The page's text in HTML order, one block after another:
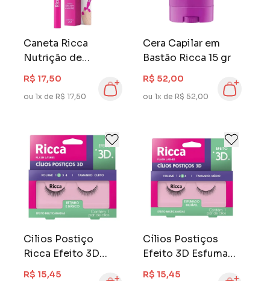
Caneta Ricca
Nutrição de
Cutilulas
R$ 17,50
ou 1x de R$ 17,50
Cera Capilar em
Bastão Ricca 15 gr
R$ 52,00
ou 1x de R$ 52,00
Cilios Postiço
Ricca Efeito 3D
Retinho e Básico
R$ 15,45
Cílios Postiços
Efeito 3D Esfumado
Incrível
R$ 15,45